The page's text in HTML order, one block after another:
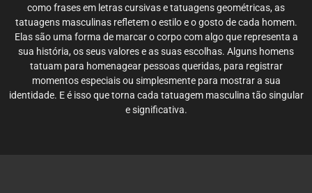
como frases em letras cursivas e tatuagens geométricas, as
tatuagens masculinas refletem o estilo e o gosto de cada homem.
Elas são uma forma de marcar o corpo com algo que representa a
sua história, os seus valores e as suas escolhas. Alguns homens
tatuam para homenagear pessoas queridas, para registrar
momentos especiais ou simplesmente para mostrar a sua
identidade. E é isso que torna cada tatuagem masculina tão singular
e significativa.